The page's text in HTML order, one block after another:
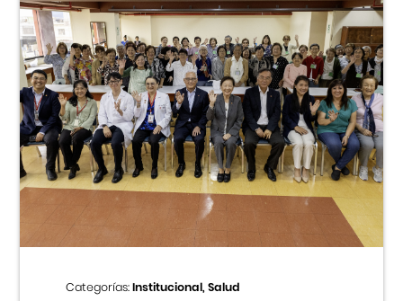
Categorías:Institucional, Salud